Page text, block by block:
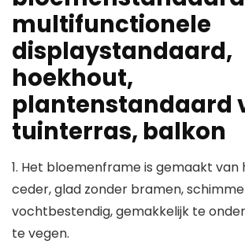
multifunctionele
displaystandaard,
hoekhout,
plantenstandaard
tuinterras, balkon
1. Het bloemenframe is gemaakt van
ceder, glad zonder bramen,
vochtbestendig, gemakkelijk te
te vegen.